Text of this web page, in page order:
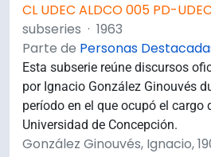
CL UDEC ALDCO 005 PD-
subseries · 1963
Parte de Personas
Esta subserie reúne discursos
por Ignacio González Ginouvés
período en el que ocupó el cargo
Universidad de Concepción.
González Ginouvés, Ignacio,